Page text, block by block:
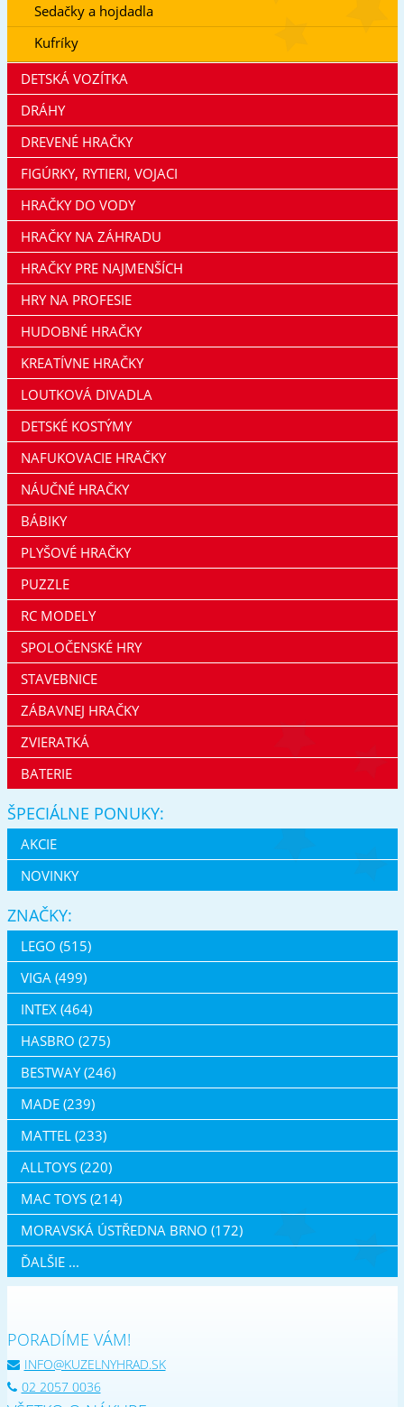
Sedačky a hojdadla
Kufríky
DETSKÁ VOZÍTKA
DRÁHY
DREVENÉ HRAČKY
FIGÚRKY, RYTIERI, VOJACI
HRAČKY DO VODY
HRAČKY NA ZÁHRADU
HRAČKY PRE NAJMENŠÍCH
HRY NA PROFESIE
HUDOBNÉ HRAČKY
KREATÍVNE HRAČKY
LOUTKOVÁ DIVADLA
DETSKÉ KOSTÝMY
NAFUKOVACIE HRAČKY
NÁUČNÉ HRAČKY
BÁBIKY
PLYŠOVÉ HRAČKY
PUZZLE
RC MODELY
SPOLOČENSKÉ HRY
STAVEBNICE
ZÁBAVNEJ HRAČKY
ZVIERATKÁ
BATERIE
ŠPECIÁLNE PONUKY:
AKCIE
NOVINKY
ZNAČKY:
LEGO (515)
VIGA (499)
INTEX (464)
HASBRO (275)
BESTWAY (246)
MADE (239)
MATTEL (233)
ALLTOYS (220)
MAC TOYS (214)
MORAVSKÁ ÚSTŘEDNA BRNO (172)
ĎALŠIE ...
PORADÍME VÁM!
INFO@KUZELNYHRAD.SK
02 2057 0036